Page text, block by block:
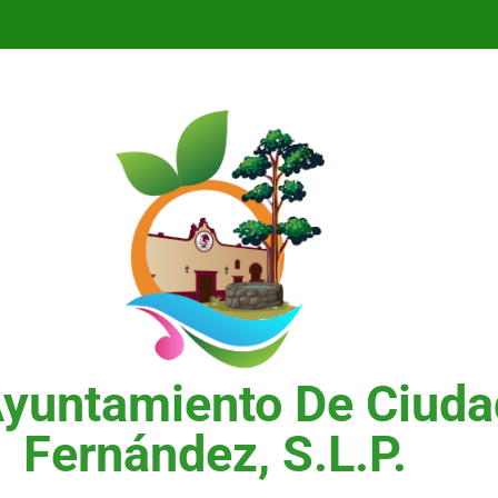
De
Fernández, S.L.P.
Loredo Hernández
Continúa Llevando Obras